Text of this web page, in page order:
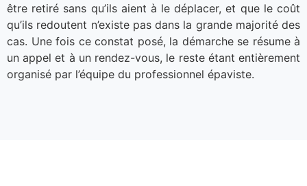
être retiré sans qu’ils aient à le déplacer, et que le coût
qu’ils redoutent n’existe pas dans la grande majorité des
cas. Une fois ce constat posé, la démarche se résume à
un appel et à un rendez-vous, le reste étant entièrement
organisé par l’équipe du professionnel épaviste.